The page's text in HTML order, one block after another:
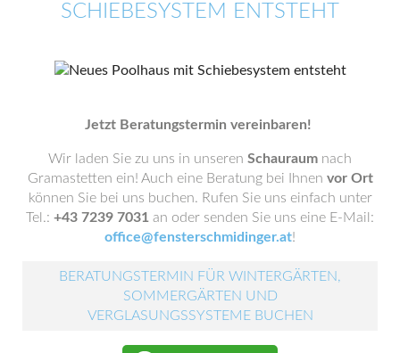
SCHIEBESYSTEM ENTSTEHT
Jetzt Beratungstermin vereinbaren!
Wir laden Sie zu uns in unseren Schauraum nach
Gramastetten ein! Auch eine Beratung bei Ihnen vor Ort
können Sie bei uns buchen. Rufen Sie uns einfach unter
Tel.: +43 7239 7031 an oder senden Sie uns eine E-Mail:
office@fensterschmidinger.at!
BERATUNGSTERMIN FÜR WINTERGÄRTEN,
SOMMERGÄRTEN UND
VERGLASUNGSSYSTEME BUCHEN